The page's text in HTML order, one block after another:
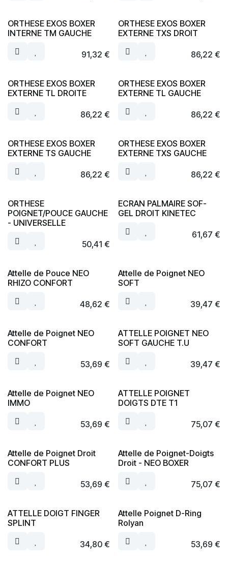
ORTHESE EXOS BOXER
INTERNE TM GAUCHE
91,32 €
ORTHESE EXOS BOXER
EXTERNE TXS DROIT
86,22 €
ORTHESE EXOS BOXER
EXTERNE TL DROITE
86,22 €
ORTHESE EXOS BOXER
EXTERNE TL GAUCHE
86,22 €
ORTHESE EXOS BOXER
EXTERNE TS GAUCHE
86,22 €
ORTHESE EXOS BOXER
EXTERNE TXS GAUCHE
86,22 €
ORTHESE
POIGNET/POUCE GAUCHE
- UNIVERSELLE
50,41 €
ECRAN PALMAIRE SOF-
GEL DROIT KINETEC
61,67 €
Attelle de Pouce NEO
RHIZO CONFORT
48,62 €
Attelle de Poignet NEO
SOFT
39,47 €
Attelle de Poignet NEO
CONFORT
53,69 €
ATTELLE POIGNET NEO
SOFT GAUCHE T.U
39,47 €
Attelle de Poignet NEO
IMMO
53,69 €
ATTELLE POIGNET
DOIGTS DTE T1
75,07 €
Attelle de Poignet Droit
CONFORT PLUS
53,69 €
Attelle de Poignet-Doigts
Droit - NEO BOXER
75,07 €
ATTELLE DOIGT FINGER
SPLINT
34,80€
Attelle Poignet D-Ring
Rolyan
53,69 €